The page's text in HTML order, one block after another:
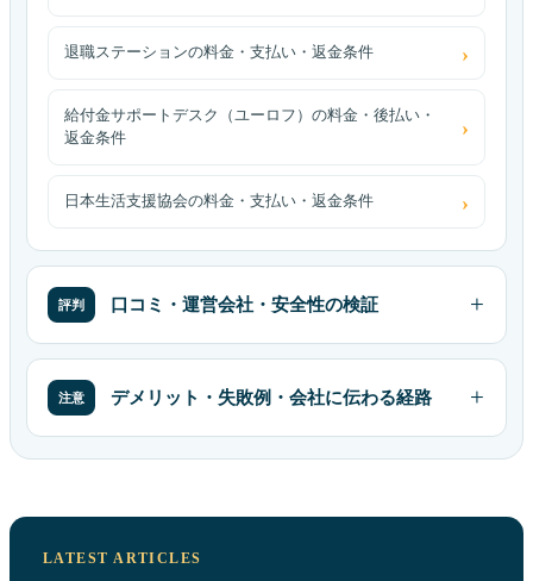
退職ステーションの料金・支払い・返金条件
給付金サポートデスク（ユーロフ）の料金・後払い・
返金条件
日本生活支援協会の料金・支払い・返金条件
評判 口コミ・運営会社・安全性の検証
注意 デメリット・失敗例・会社に伝わる経路
LATEST ARTICLES